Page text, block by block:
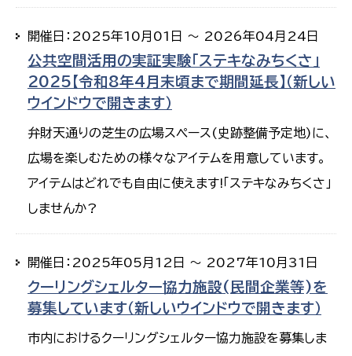
開催日：2025年10月01日 ～ 2026年04月24日
公共空間活用の実証実験「ステキなみちくさ」
2025【令和8年4月末頃まで期間延長】（新しい
ウインドウで開きます）
弁財天通りの芝生の広場スペース(史跡整備予定地)に、
広場を楽しむための様々なアイテムを用意しています。
アイテムはどれでも自由に使えます!「ステキなみちくさ」
しませんか?
開催日：2025年05月12日 ～ 2027年10月31日
クーリングシェルター協力施設(民間企業等)を
募集しています（新しいウインドウで開きます）
市内におけるクーリングシェルター協力施設を募集しま